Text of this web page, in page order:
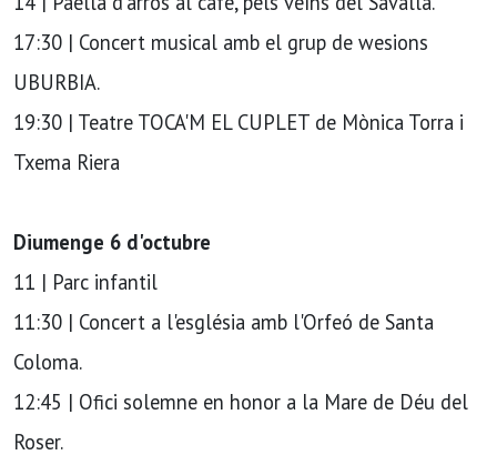
17:30 | Concert musical amb el grup de wesions
UBURBIA.
19:30 | Teatre TOCA'M EL CUPLET de Mònica Torra i
Txema Riera
Diumenge 6 d'octubre
11 | Parc infantil
11:30 | Concert a l'església amb l'Orfeó de Santa
Coloma.
12:45 | Ofici solemne en honor a la Mare de Déu del
Roser.